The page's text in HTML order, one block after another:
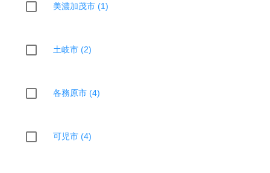
美濃加茂市 (1)
土岐市 (2)
各務原市 (4)
可児市 (4)